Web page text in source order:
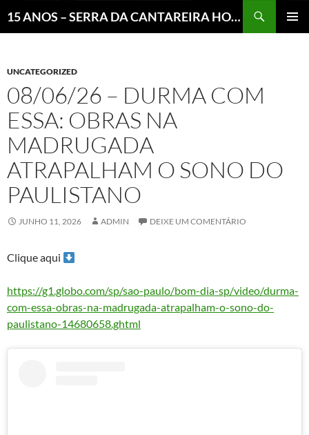
15 ANOS – SERRA DA CANTAREIRA HOJE E COTIDIANO DO BRASIL E DO MUNDO
UNCATEGORIZED
08/06/26 – DURMA COM
ESSA: OBRAS NA
MADRUGADA
ATRAPALHAM O SONO DO
PAULISTANO
JUNHO 11, 2026 ADMIN DEIXE UM COMENTÁRIO
Clique aqui
https://g1.globo.com/sp/sao-paulo/bom-dia-sp/video/durma-
com-essa-obras-na-madrugada-atrapalham-o-sono-do-
paulistano-14680658.ghtml